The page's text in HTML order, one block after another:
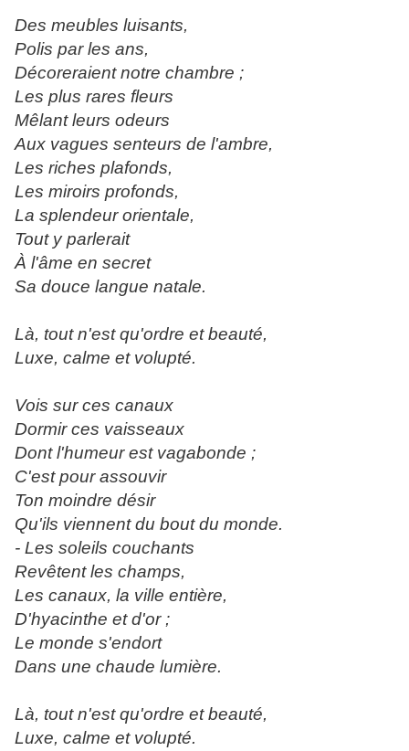
Des meubles luisants,
Polis par les ans,
Décoreraient notre chambre ;
Les plus rares fleurs
Mêlant leurs odeurs
Aux vagues senteurs de l'ambre,
Les riches plafonds,
Les miroirs profonds,
La splendeur orientale,
Tout y parlerait
À l'âme en secret
Sa douce langue natale.
Là, tout n'est qu'ordre et beauté,
Luxe, calme et volupté.
Vois sur ces canaux
Dormir ces vaisseaux
Dont l'humeur est vagabonde ;
C'est pour assouvir
Ton moindre désir
Qu'ils viennent du bout du monde.
- Les soleils couchants
Revêtent les champs,
Les canaux, la ville entière,
D'hyacinthe et d'or ;
Le monde s'endort
Dans une chaude lumière.
Là, tout n'est qu'ordre et beauté,
Luxe, calme et volupté.